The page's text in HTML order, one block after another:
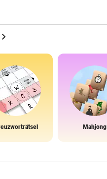
chevron_right
Mahjong